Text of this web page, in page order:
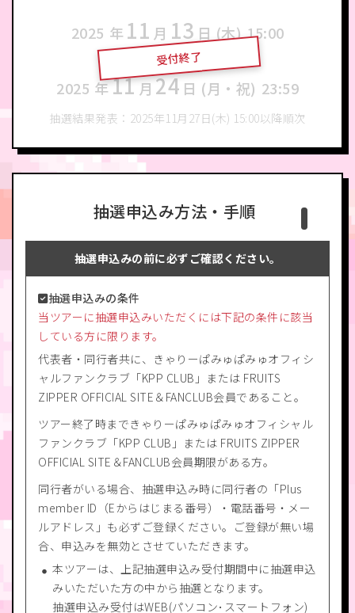
2025 年 11 月 13 日 (木) 15:00
〜
2025 年11 月 24 日 (月・祝) 23:59
受付終了
抽選結果発表：2025年11月27日(木) 15:00以降順次
抽選申込み方法・手順
抽選申込みの前に必ずご確認ください。
抽選申込みの条件
当ツアーに抽選申込みいただくには下記の条件に該当
している方に限ります。
代表者・同行者共に、きゃりーぱみゅぱみゅオフィシ
ャルファンクラブ「KPP CLUB」または FRUITS
ZIPPER OFFICIAL SITE＆FANCLUB会員であること。
ツアー終了時まできゃりーぱみゅぱみゅオフィシャル
ファンクラブ「KPP CLUB」または FRUITS ZIPPER
OFFICIAL SITE＆FANCLUB会員期限がある方。
同行者がいる場合、抽選申込み時に同行者の「Plus
member ID（Eからはじまる番号）・電話番号・メー
ルアドレス」も必ずご登録ください。ご登録が無い場
合、申込みを無効とさせていただきます。
本ツアーは、上記抽選申込み受付期間中に抽選申込
みいただいた方の中から抽選となります。
抽選申込み受付はWEB(パソコン･スマートフォン)